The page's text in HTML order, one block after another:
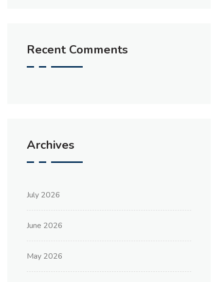
Recent Comments
Archives
July 2026
June 2026
May 2026